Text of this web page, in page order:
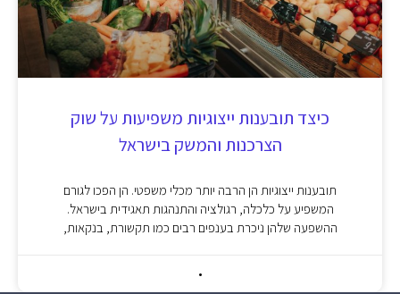
כיצד תובענות ייצוגיות משפיעות על שוק
הצרכנות והמשק בישראל
תובענות ייצוגיות הן הרבה יותר מכלי משפטי. הן הפכו לגורם
המשפיע על כלכלה, רגולציה והתנהגות תאגידית בישראל.
ההשפעה שלהן ניכרת בענפים רבים כמו תקשורת, בנקאות,